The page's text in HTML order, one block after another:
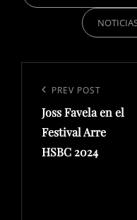
entradas
Previous
Post
PREV POST
Joss Favela en el
Festival Arre
HSBC 2024